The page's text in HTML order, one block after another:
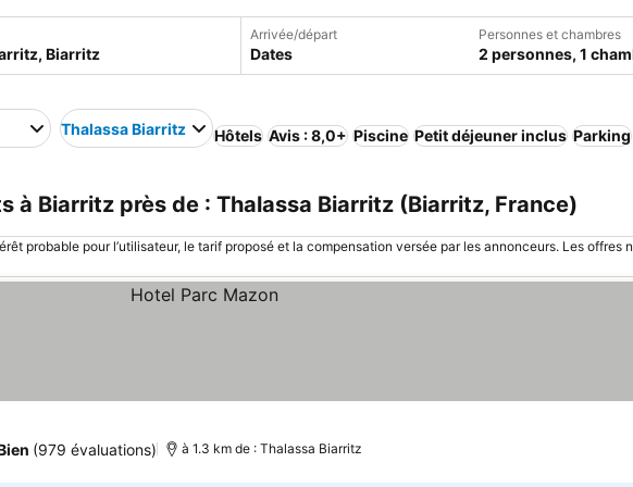
Arrivée/départ
Dates
Personnes et chambres
2 personnes, 1
Thalassa Biarritz Hôtels Avis : 8,0+ Piscine Petit déjeuner inclus Parking
à Biarritz près de : Thalassa Biarritz (Biarritz, France)
probable pour l’utilisateur, le tarif proposé et la compensation versée par les annonceurs. Les offres
(979 évaluations) à 1.3 km de : Thalassa Biarritz